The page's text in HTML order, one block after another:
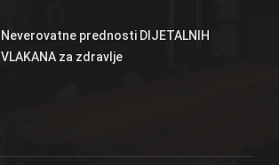
Neverovatne prednosti DIJETALNIH
VLAKANA za zdravlje